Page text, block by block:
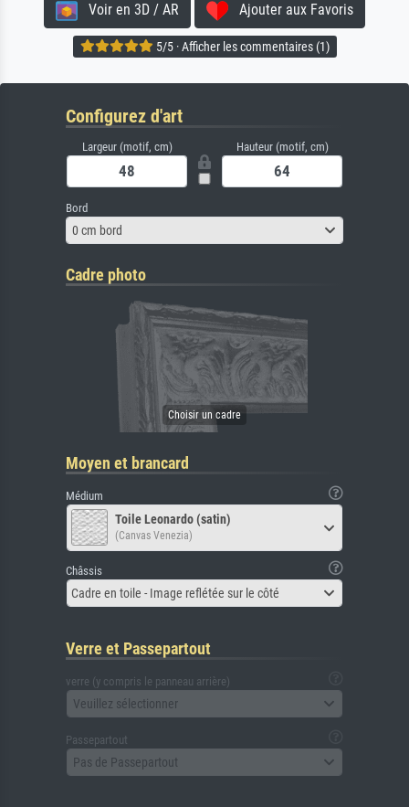
Voir en 3D / AR Ajouter aux Favoris
5/5 · Afficher les commentaires (1)
Configurez d'art
Largeur (motif, cm) Hauteur (motif, cm)
Bord
0 cm bord
Cadre photo
Moyen et brancard
Médium
Toile Leonardo (satin)
(Canvas Venezia)
Châssis
Cadre en toile - Image reflétée sur le côté
Verre et Passepartout
verre (y compris le panneau arrière)
Veuillez sélectionner
Passepartout
Pas de Passepartout